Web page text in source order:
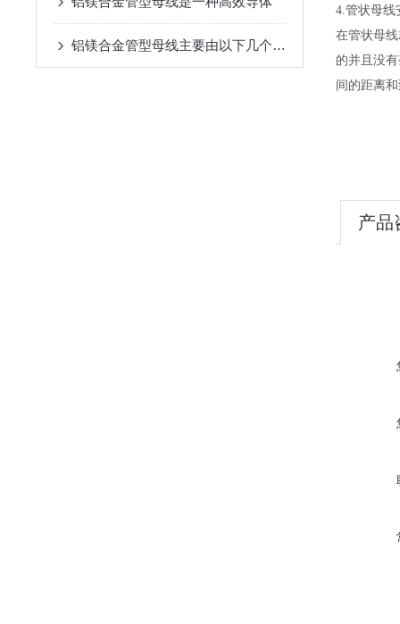
铝镁合金管型母线主要由以下几个部分组成
4.管状母线
在管状母
的并且没
间的距离
产品